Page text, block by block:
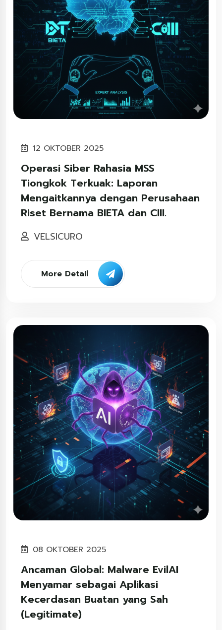
12 OKTOBER 2025
Operasi Siber Rahasia MSS
Tiongkok Terkuak: Laporan
Mengaitkannya dengan Perusahaan
Riset Bernama BIETA dan CIII.
VELSICURO
More Detail
08 OKTOBER 2025
Ancaman Global: Malware EvilAI
Menyamar sebagai Aplikasi
Kecerdasan Buatan yang Sah
(Legitimate)